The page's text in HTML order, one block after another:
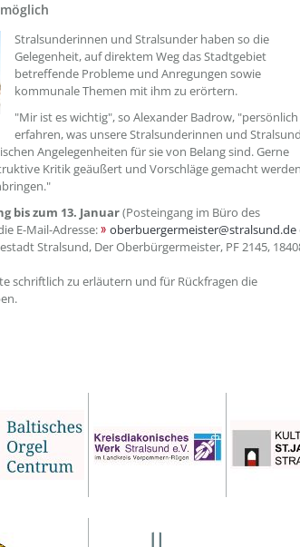
Stralsunderinnen und Stralsunder haben so die
Gelegenheit, auf direktem Weg das Stadtgebiet
betreffende Probleme und Anregungen sowie
kommunale Themen mit ihm zu erörtern.
"Mir ist es wichtig", so Alexander Badrow, "persönlich
erfahren, was unsere Stralsunderinnen und
Angelegenheiten für sie von Belang sind. Gerne
Kritik geäußert und Vorschläge gemacht
bis zum 13. Januar(Posteingang im Büro des
E-Mail-Adresse:
oberbuergermeister@stralsund.de
Stralsund, Der Oberbürgermeister, PF 2145,
schriftlich zu erläutern und für Rückfragen die